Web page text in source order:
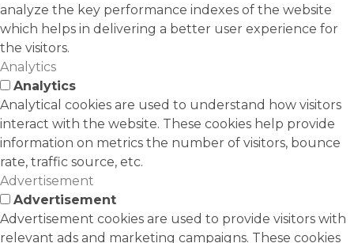
analyze the key performance indexes of the website
which helps in delivering a better user experience for
the visitors.
Analytics
Analytics
Analytical cookies are used to understand how visitors
interact with the website. These cookies help provide
information on metrics the number of visitors, bounce
rate, traffic source, etc.
Advertisement
Advertisement
Advertisement cookies are used to provide visitors with
relevant ads and marketing campaigns. These cookies